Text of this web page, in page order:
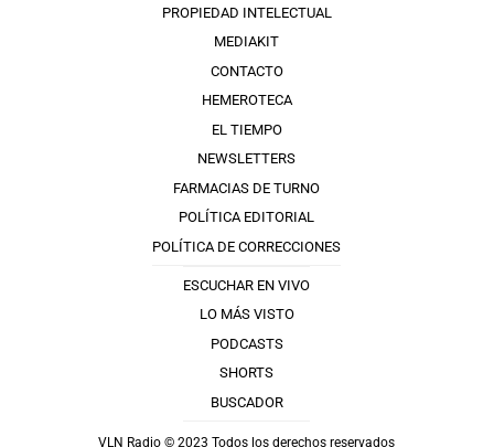
PROPIEDAD INTELECTUAL
MEDIAKIT
CONTACTO
HEMEROTECA
EL TIEMPO
NEWSLETTERS
FARMACIAS DE TURNO
POLÍTICA EDITORIAL
POLÍTICA DE CORRECCIONES
ESCUCHAR EN VIVO
LO MÁS VISTO
PODCASTS
SHORTS
BUSCADOR
VLN Radio © 2023 Todos los derechos reservados